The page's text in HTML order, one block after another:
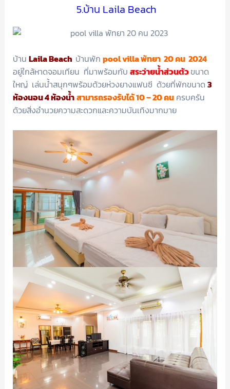
5.บ้าน Laila Beach
บ้าน Laila Beach บ้านพัก pool villa พัทยา 20 คน 2024
อยู่ใกล้หาดจอมเทียน ที่มาพร้อมกับ สระว่ายน้ำส่วนตัวขนาด
ใหญ่ เล่นน้ำสนุกๆพร้อมด้วยห่วงยางแฟนซี ด้วยที่พักขนาด 3
ห้องนอน 4 ห้องน้ำสามารถรองรับได้ 10 – 20 คนครบครัน
ด้วยสิ่งอำนวยความสะดวกและความบันเทิงมากมาย